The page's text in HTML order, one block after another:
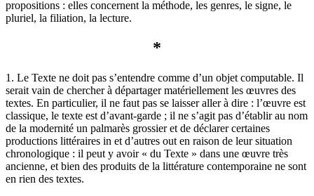
propositions : elles concernent la méthode, les genres, le signe, le
pluriel, la filiation, la lecture.
*
1. Le Texte ne doit pas s’entendre comme d’un objet computable. Il
serait vain de chercher à départager matériellement les œuvres des
textes. En particulier, il ne faut pas se laisser aller à dire : l’œuvre est
classique, le texte est d’avant-garde ; il ne s’agit pas d’établir au nom
de la modernité un palmarès grossier et de déclarer certaines
productions littéraires in et d’autres out en raison de leur situation
chronologique : il peut y avoir « du Texte » dans une œuvre très
ancienne, et bien des produits de la littérature contemporaine ne sont
en rien des textes.